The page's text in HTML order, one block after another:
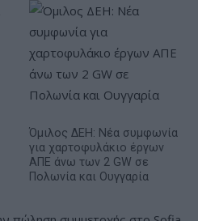
Όμιλος ΔΕΗ: Νέα συμφωνία
για χαρτοφυλάκιο έργων
ΑΠΕ άνω των 2 GW σε
Πολωνία και Ουγγαρία